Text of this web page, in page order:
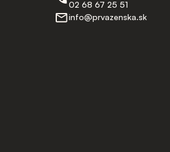
02 68 67 25 51
info@prvazenska.sk